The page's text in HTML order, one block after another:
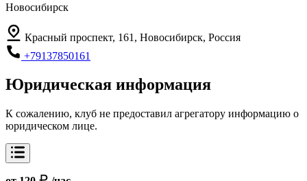
Новосибирск
Красный проспект, 161, Новосибирск, Россия
+79137850161
Юридическая информация
К сожалению, клуб не предоставил агрегатору информацию о
юридическом лице.